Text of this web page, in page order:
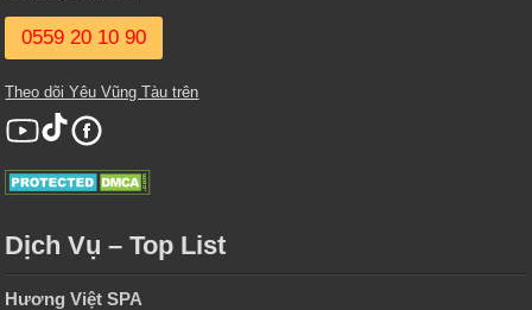
0559 20 10 90
Theo dõi Yêu Vũng Tàu trên
Dịch Vụ – Top List
Hương Việt SPA